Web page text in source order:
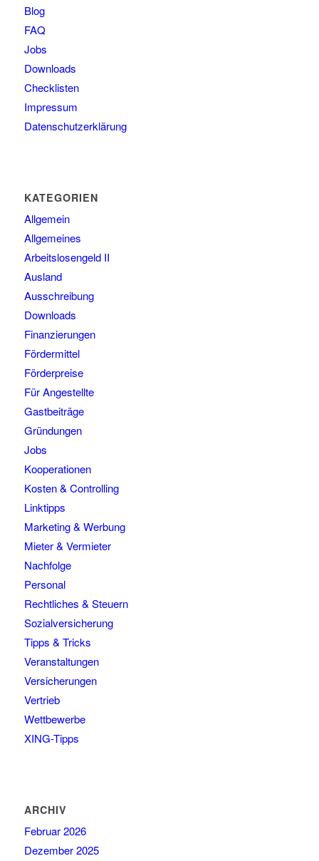
Blog
FAQ
Jobs
Downloads
Checklisten
Impressum
Datenschutzerklärung
KATEGORIEN
Allgemein
Allgemeines
Arbeitslosengeld II
Ausland
Ausschreibung
Downloads
Finanzierungen
Fördermittel
Förderpreise
Für Angestellte
Gastbeiträge
Gründungen
Jobs
Kooperationen
Kosten & Controlling
Linktipps
Marketing & Werbung
Mieter & Vermieter
Nachfolge
Personal
Rechtliches & Steuern
Sozialversicherung
Tipps & Tricks
Veranstaltungen
Versicherungen
Vertrieb
Wettbewerbe
XING-Tipps
ARCHIV
Februar 2026
Dezember 2025